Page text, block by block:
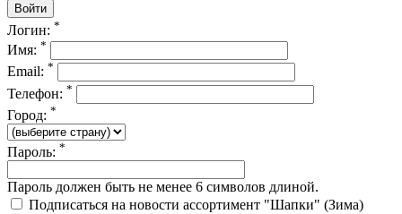
Логин: *
Имя: *
Email: *
Телефон: *
Город: *
Пароль: *
Пароль должен быть не менее 6 символов длиной.
Подписаться на новости ассортимент "Шапки" (Зима)